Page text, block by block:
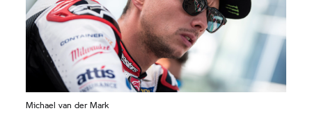
Es war insgesamt ein gutes Rennen von Mickey,
und ich denke, dass wir einiges Positives aus
Magny-Cours mitnehmen können. In Barcelona
haben wir schon getestet, und nun freuen wir uns
darauf, dort als nächstes hinzureisen.“
Michael van der Mark